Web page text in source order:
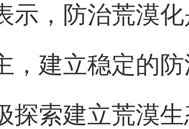
示，防治荒漠
，建立稳定的
探索建立荒漠